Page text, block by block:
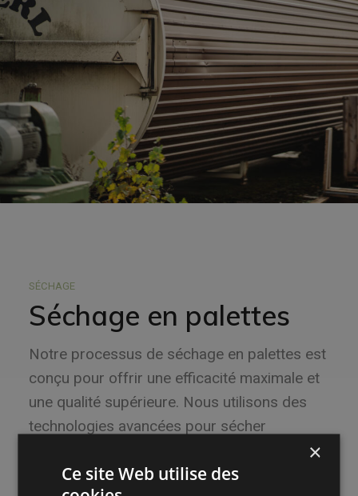
SÉCHAGE
Séchage en palettes
Notre processus de séchage en palettes est
conçu pour offrir une efficacité maximale et
une qualité supérieure. Nous utilisons des
technologies avancées pour sécher
garantissant ainsi un séchage uniforme et de
×
Ce site Web utilise des